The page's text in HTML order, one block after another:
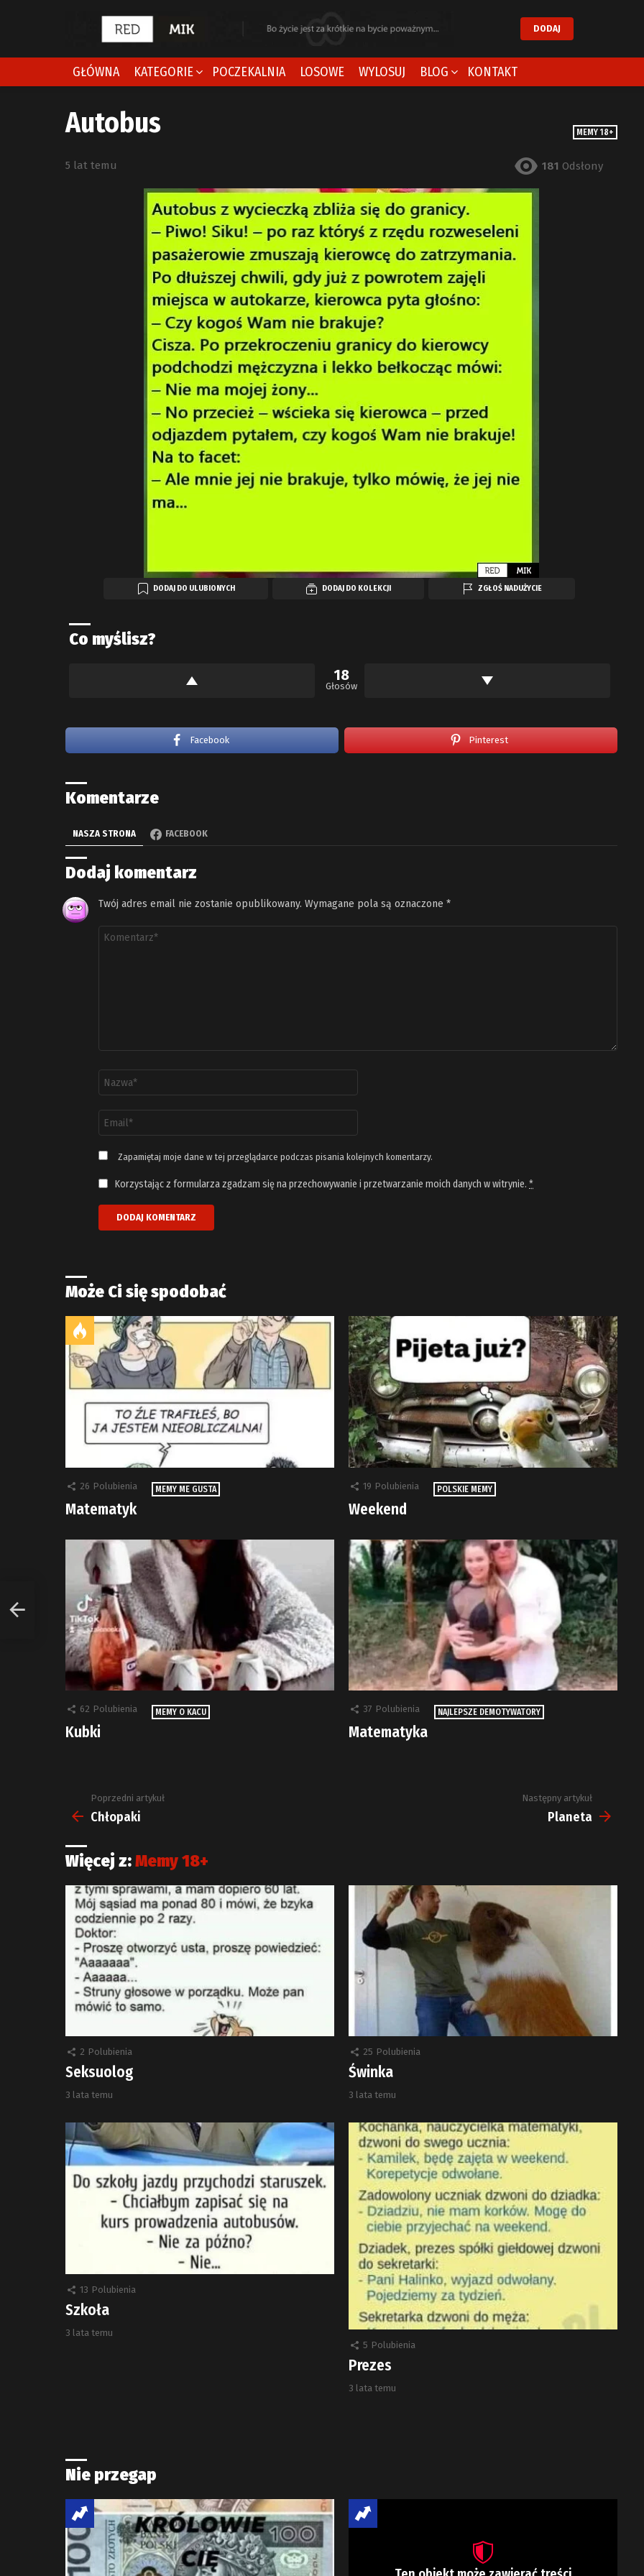
DODAJ
GŁÓWNA KATEGORIE POCZEKALNIA LOSOWE WYLOSUJ BLOG KONTAKT
MEMY 18+
Autobus
5 lat temu 181 Odsłony
DODAJ DO ULUBIONYCH DODAJ DO KOLEKCJI ZGŁOŚ NADUŻYCIE
Co myślisz?
18
Głosów
Facebook Pinterest
Komentarze
NASZA STRONA FACEBOOK
Dodaj komentarz
Twój adres email nie zostanie opublikowany. Wymagane pola są oznaczone *
Komentarz
email
*
Zapamiętaj moje dane w tej przeglądarce podczas pisania kolejnych komentarzy.
Korzystając z formularza zgadzam się na przechowywanie i przetwarzanie moich danych w witrynie. *
Może Ci się spodobać
26 Polubienia MEMY ME GUSTA
Matematyk
19 Polubienia POLSKIE MEMY
Weekend
62 Polubienia MEMY O KACU
Kubki
37 Polubienia NAJLEPSZE DEMOTYWATORY
Matematyka
Zobacz
więcej
Poprzedni artykuł
Chłopaki
Następny artykuł
Planeta
Więcej z:Memy 18+
2 Polubienia
Seksuolog
3 lata temu
25 Polubienia
Świnka
3 lata temu
13 Polubienia
Szkoła
3 lata temu
5 Polubienia
Prezes
3 lata temu
Nie przegap